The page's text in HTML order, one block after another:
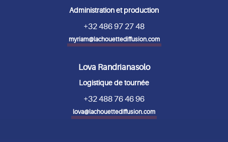
Administration et production
+32 486 97 27 48
myriam@lachouettediffusion.com
Lova Randrianasolo
Logistique de tournée
+32 488 76 46 96
lova@lachouettediffusion.com